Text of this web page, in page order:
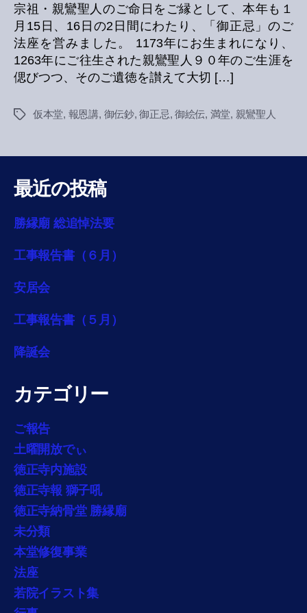
宗祖・親鸞聖人のご命日をご縁として、本年も１
月15日、16日の2日間にわたり、「御正忌」のご
法座を営みました。 1173年にお生まれになり、
1263年にご往生された親鸞聖人９０年のご生涯を
偲びつつ、そのご遺徳を讃えて大切 […]
Tags仮本堂, 報恩講, 御伝鈔,御正忌, 御絵伝, 満堂, 親鸞聖人
最近の投稿
勝縁廟 総追悼法要
工事報告書（６月）
安居会
工事報告書（５月）
降誕会
カテゴリー
ご報告
土曜開放でぃ
徳正寺内施設
徳正寺報 獅子吼
徳正寺納骨堂 勝縁廟
未分類
本堂修復事業
法座
若院イラスト集